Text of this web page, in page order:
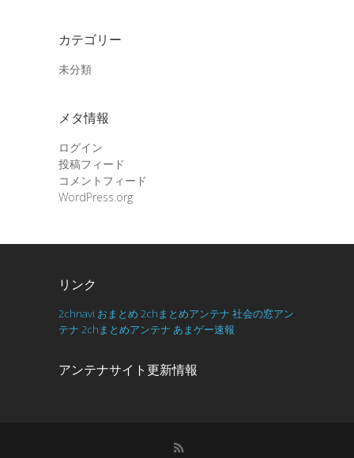
カテゴリー
未分類
メタ情報
ログイン
投稿フィード
コメントフィード
WordPress.org
リンク
2chnavi おまとめ 2chまとめアンテナ 社会の窓アン
テナ 2chまとめアンテナ あまゲー速報
アンテナサイト更新情報